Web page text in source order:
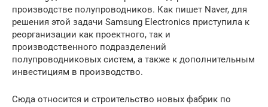
производстве полупроводников. Как пишет Naver, для
решения этой задачи Samsung Electronics приступила к
реорганизации как проектного, так и
производственного подразделений
полупроводниковых систем, а также к дополнительным
инвестициям в производство.
Сюда относится и строительство новых фабрик по